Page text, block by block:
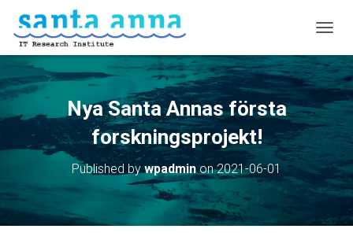
O
G
G
E
N
V
G
T
Nya Santa Annas första
forskningsprojekt!
Published bywpadminon2021-06-01